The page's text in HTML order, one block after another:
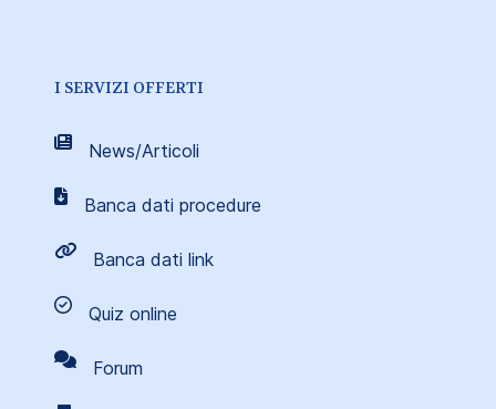
I SERVIZI OFFERTI
News/Articoli
Banca dati procedure
Banca dati link
Quiz online
Forum